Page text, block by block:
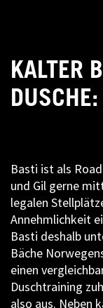
KALTER
Basti ist als
und Gil gerne
legalen
Annehmlichkeit
Basti deshalb
Bäche
einen
Duschtraining
also aus. Neben